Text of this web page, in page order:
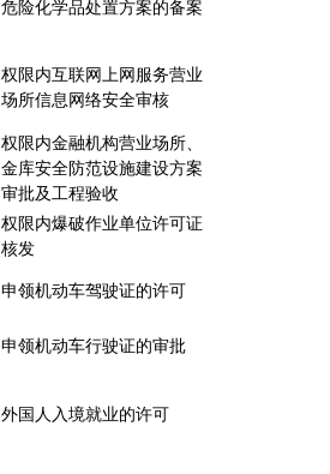
危险化学品处置方案的备案
权限内互联网上网服务营业
场所信息网络安全审核
权限内金融机构营业场所、
金库安全防范设施建设方案
审批及工程验收
权限内爆破作业单位许可证
核发
申领机动车驾驶证的许可
申领机动车行驶证的审批
外国人入境就业的许可